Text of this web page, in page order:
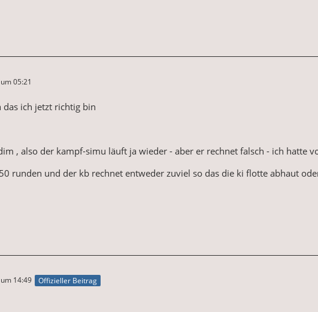
05:21
das ich jetzt richtig bin
, also der kampf-simu läuft ja wieder - aber er rechnet falsch - ich hatte
runden und der kb rechnet entweder zuviel so das die ki flotte abhaut
14:49 Offizieller Beitrag